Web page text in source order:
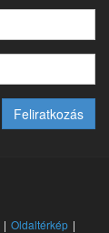
Feliratkozás
Oldaltérkép